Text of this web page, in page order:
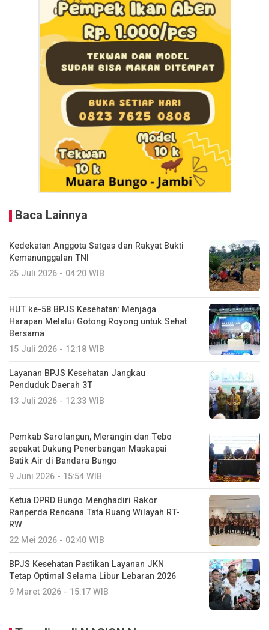
Baca Lainnya
Kedekatan Anggota Satgas dan Rakyat Bukti
Kemanunggalan TNI
25 Juli 2026 - 04:20 WIB
HUT ke-58 BPJS Kesehatan: Menjaga
Harapan Melalui Gotong Royong untuk Sehat
Bersama
15 Juli 2026 - 12:18 WIB
Layanan BPJS Kesehatan Jangkau
Penduduk Daerah 3T
13 Juli 2026 - 12:33 WIB
Pemkab Sarolangun, Merangin dan Tebo
sepakat Dukung Penerbangan Maskapai
Batik Air di Bandara Bungo
9 Juni 2026 - 15:54 WIB
Ketua DPRD Bungo Menghadiri Rakor
Ranperda Rencana Tata Ruang Wilayah RT-
RW
22 Mei 2026 - 02:40 WIB
BPJS Kesehatan Pastikan Layanan JKN
Tetap Optimal Selama Libur Lebaran 2026
9 Maret 2026 - 15:17 WIB